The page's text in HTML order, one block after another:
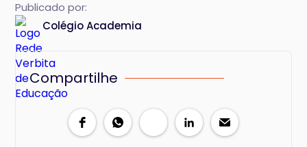
Publicado por:
Colégio Academia
Compartilhe